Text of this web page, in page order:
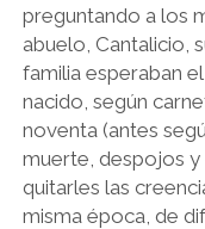
preguntando a los
abuelo, Cantalicio,
familia esperaban
nacido, según
noventa (antes
muerte, despojos
quitarles las
misma época, de